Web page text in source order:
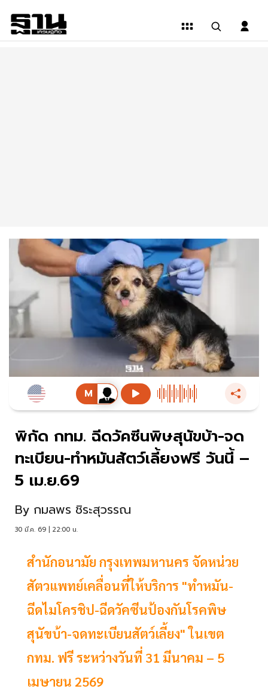
พิกัด กทม. ฉีดวัคซีนพิษสุนัขบ้า-จด
ทะเบียน-ทำหมันสัตว์เลี้ยงฟรี วันนี้ –
5 เม.ย.69
By กมลพร ชิระสุวรรณ
30 มี.ค. 69 | 22:00 น.
สำนักอนามัย กรุงเทพมหานคร จัดหน่วย
สัตวแพทย์เคลื่อนที่ให้บริการ "ทำหมัน-
ฉีดไมโครชิป-ฉีดวัคซีนป้องกันโรคพิษ
สุนัขบ้า-จดทะเบียนสัตว์เลี้ยง" ในเขต
กทม. ฟรี ระหว่างวันที่ 31 มีนาคม – 5
เมษายน 2569